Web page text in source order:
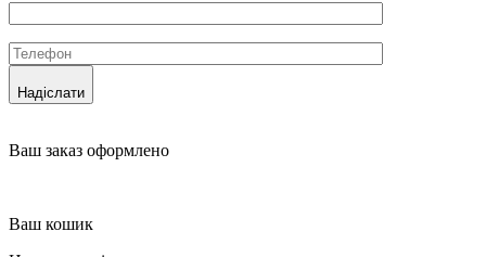
Надіслати
Ваш заказ оформлено
Ваш кошик